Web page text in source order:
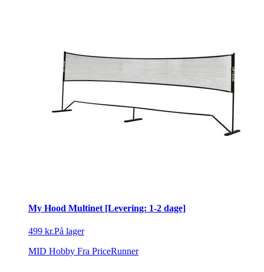
My Hood Multinet [Levering: 1-2 dage]
499 kr.På lager
MID Hobby Fra PriceRunner